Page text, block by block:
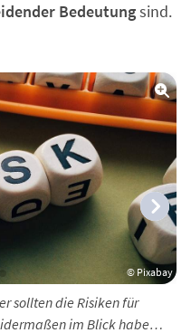
Bedeutungsind.
© Pixabay
sollten die Risiken für
im Blick haben